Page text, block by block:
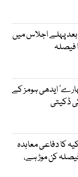
پہلے اجلاس میں
فیصلہ
ایدھی ہومز کے
کا دفاعی معاہدہ
کن موڑ ہے،